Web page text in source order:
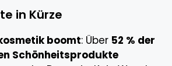
in Kürze
boomt: Über 52 % der
Schönheitsprodukte